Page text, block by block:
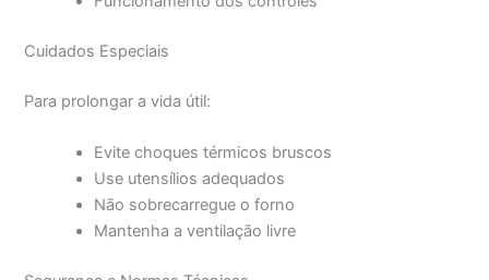
Cuidados Especiais
Para prolongar a vida útil:
Evite choques térmicos bruscos
Use utensílios adequados
Não sobrecarregue o forno
Mantenha a ventilação livre